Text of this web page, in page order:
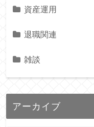
資産運用
退職関連
雑談
アーカイブ